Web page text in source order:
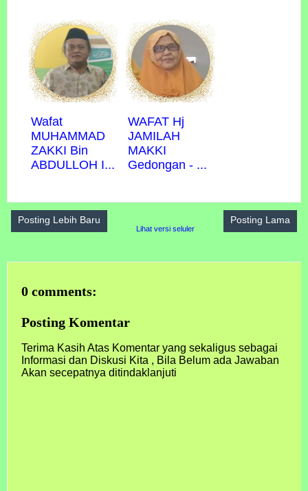
Wafat
MUHAMMAD
ZAKKI Bin
ABDULLOH I...
WAFAT Hj
JAMILAH
MAKKI
Gedongan - ...
Posting Lebih Baru Posting Lama
Lihat versi seluler
0 comments:
Posting Komentar
Terima Kasih Atas Komentar yang sekaligus sebagai
Informasi dan Diskusi Kita , Bila Belum ada Jawaban
Akan secepatnya ditindaklanjuti